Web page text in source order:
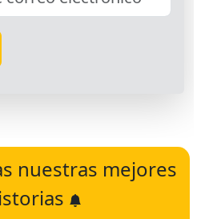
nuestras mejores